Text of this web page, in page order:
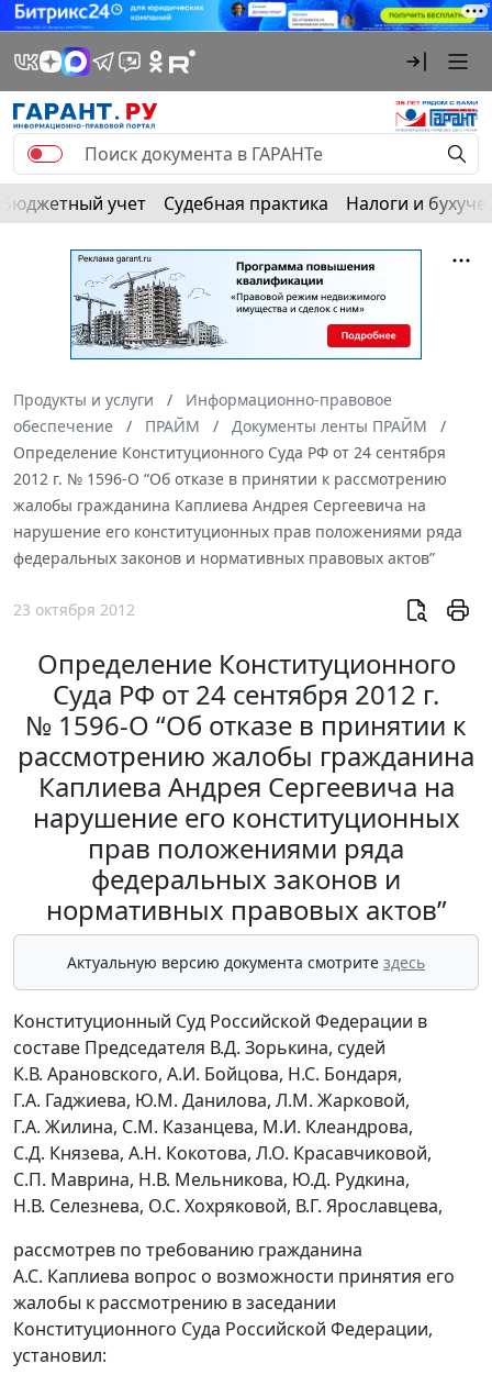
Бюджетный учет Судебная практика Налоги и
Продукты и услуги
Информационно-правовое
обеспечение
ПРАЙМ
Документы ленты ПРАЙМ
Определение Конституционного Суда РФ от 24 сентября
2012 г. № 1596-О “Об отказе в принятии к рассмотрению
жалобы гражданина Каплиева Андрея Сергеевича на
нарушение его конституционных прав положениями ряда
федеральных законов и нормативных правовых актов”
23 октября 2012
Определение Конституционного
Суда РФ от 24 сентября 2012 г.
№ 1596-О “Об отказе в принятии к
рассмотрению жалобы гражданина
Каплиева Андрея Сергеевича на
нарушение его конституционных
прав положениями ряда
федеральных законов и
нормативных правовых актов”
Актуальную версию документа смотрите здесь
Конституционный Суд Российской Федерации в
составе Председателя В.Д. Зорькина, судей
К.В. Арановского, А.И. Бойцова, Н.С. Бондаря,
Г.А. Гаджиева, Ю.М. Данилова, Л.М. Жарковой,
Г.А. Жилина, С.М. Казанцева, М.И. Клеандрова,
С.Д. Князева, А.Н. Кокотова, Л.О. Красавчиковой,
С.П. Маврина, Н.В. Мельникова, Ю.Д. Рудкина,
Н.В. Селезнева, О.С. Хохряковой, В.Г. Ярославцева,
рассмотрев по требованию гражданина
А.С. Каплиева вопрос о возможности принятия его
жалобы к рассмотрению в заседании
Конституционного Суда Российской Федерации,
установил: